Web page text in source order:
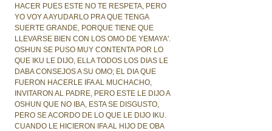
HACER PUES ESTE NO TE RESPETA, PERO
YO VOY A AYUDARLO PRA QUE TENGA
SUERTE GRANDE, PORQUE TIENE QUE
LLEVARSE BIEN CON LOS OMO DE YEMAYA'.
OSHUN SE PUSO MUY CONTENTA POR LO
QUE IKU LE DIJO, ELLA TODOS LOS DIAS LE
DABA CONSEJOS A SU OMO; EL DIA QUE
FUERON HACERLE IFA AL MUCHACHO,
INVITARON AL PADRE, PERO ESTE LE DIJO A
OSHUN QUE NO IBA, ESTA SE DISGUSTO,
PERO SE ACORDO DE LO QUE LE DIJO IKU.
CUANDO LE HICIERON IFA AL HIJO DE OBA